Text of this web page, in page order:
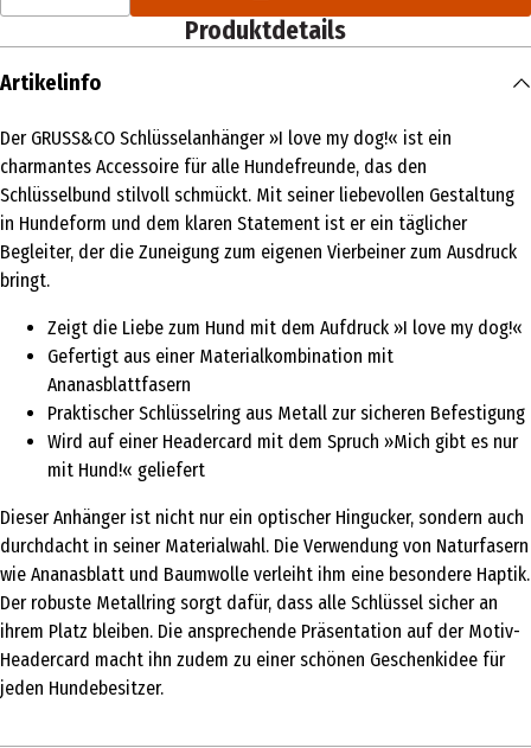
Produktdetails
Artikelinfo
Der GRUSS&CO Schlüsselanhänger »I love my dog!« ist ein
charmantes Accessoire für alle Hundefreunde, das den
Schlüsselbund stilvoll schmückt. Mit seiner liebevollen Gestaltung
in Hundeform und dem klaren Statement ist er ein täglicher
Begleiter, der die Zuneigung zum eigenen Vierbeiner zum Ausdruck
bringt.
Zeigt die Liebe zum Hund mit dem Aufdruck »I love my dog!«
Gefertigt aus einer Materialkombination mit
Ananasblattfasern
Praktischer Schlüsselring aus Metall zur sicheren Befestigung
Wird auf einer Headercard mit dem Spruch »Mich gibt es nur
mit Hund!« geliefert
Dieser Anhänger ist nicht nur ein optischer Hingucker, sondern auch
durchdacht in seiner Materialwahl. Die Verwendung von Naturfasern
wie Ananasblatt und Baumwolle verleiht ihm eine besondere Haptik.
Der robuste Metallring sorgt dafür, dass alle Schlüssel sicher an
ihrem Platz bleiben. Die ansprechende Präsentation auf der Motiv-
Headercard macht ihn zudem zu einer schönen Geschenkidee für
jeden Hundebesitzer.